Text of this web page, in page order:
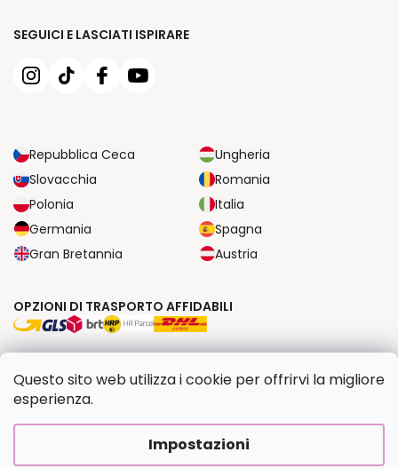
Questo sito web utilizza i cookie per offrirvi la migliore
esperienza.
Impostazioni
SEGUICI E LASCIATI ISPIRARE
Repubblica Ceca
Ungheria
Slovacchia
Romania
Polonia
Italia
Germania
Spagna
Gran Bretannia
Austria
OPZIONI DI TRASPORTO AFFIDABILI
Creato da Shoptet Premium|UpraviloFV STUDIO
Copyright 2026Dipingilo.it. Tutti i diritti riservati.